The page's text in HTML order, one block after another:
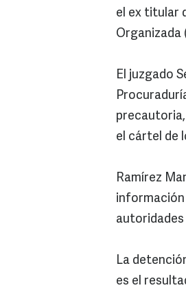
el ex titular
Organizada
El juzgado
el cártel de
Ramírez
información
La
es el